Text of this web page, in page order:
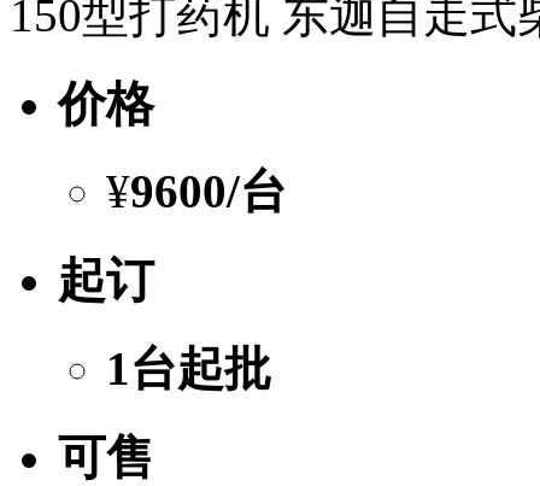
150型打药机 东迦自走
价格
¥9600/台
起订
1台起批
可售